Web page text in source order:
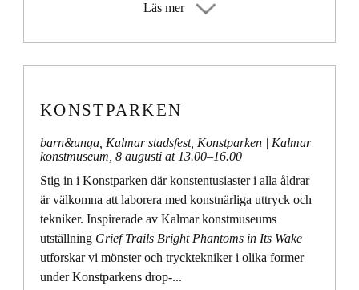
Läs mer
KONSTPARKEN
barn&unga Kalmar stadsfest, Konstparken | Kalmar
konstmuseum, 8 augusti at 13.00–16.00
Stig in i Konstparken där konstentusiaster i alla åldrar
är välkomna att laborera med konstnärliga uttryck och
tekniker. Inspirerade av Kalmar konstmuseums
utställning Grief Trails Bright Phantoms in Its Wake
utforskar vi mönster och trycktekniker i olika former
under Konstparkens drop-...